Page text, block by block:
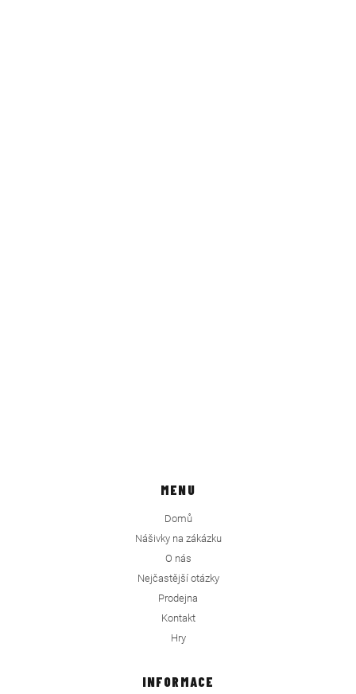
MENU
Domů
Nášivky na zákázku
O nás
Nejčastější otázky
Prodejna
Kontakt
Hry
INFORMACE